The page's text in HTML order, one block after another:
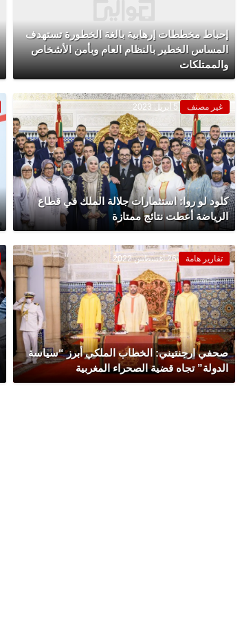
إحباط مخططات إرهابية بالغة الخطورة تستهدف
المساس الخطير بالنظام العام وبأمن الأشخاص
والممتلكات
غير مصنف 5 أبريل 2023
كلود لو روا: استثمارات جلالة الملك في قطاع
الرياضة أعطت نتائج ممتازة
تقارير هامة 26 أغسطس 2022
صحفي ارجنتيني: الخطاب الملكي أبرز “سياسة
الدولة” تجاه قضية الصحراء المغربية